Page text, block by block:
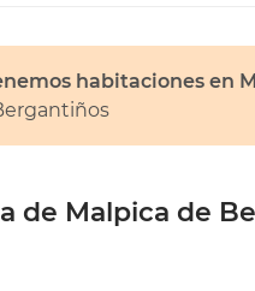
habitaciones en
de Malpica de